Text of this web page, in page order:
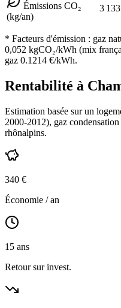
Émissions CO₂
(kg/an)
3 133
* Facteurs d'émission : gaz
0,052 kgCO₂/kWh (mix
gaz 0.1214 €/kWh.
Rentabilité à
Estimation basée sur un
2000-2012), gaz condensation
rhônalpins.
340 €
Économie / an
15 ans
Retour sur invest.